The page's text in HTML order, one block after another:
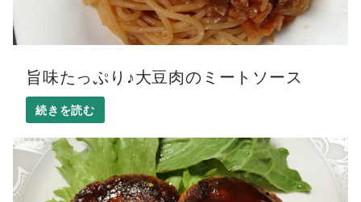
旨味たっぷり♪大豆肉のミートソース